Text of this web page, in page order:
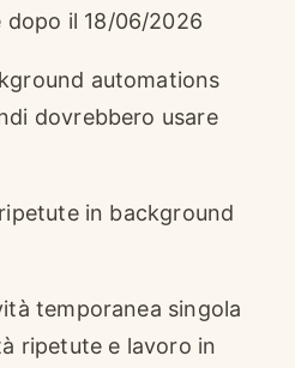
dopo il 18/06/2026
automations
dovrebbero usare
in background
temporanea singola
ripetute e lavoro in